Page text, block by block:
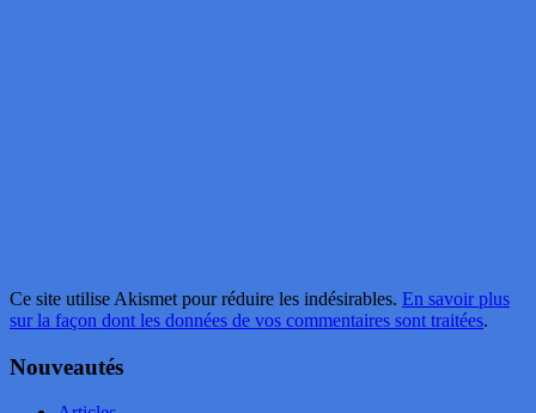
Ce site utilise Akismet pour réduire les indésirables. En savoir plus
sur la façon dont les données de vos commentaires sont traitées.
Nouveautés